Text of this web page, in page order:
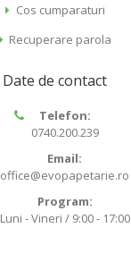
Cos cumparaturi
Recuperare parola
Date de contact
Telefon:
0740.200.239
Email:
office@evopapetarie.ro
Program:
Luni - Vineri / 9:00 - 17:00